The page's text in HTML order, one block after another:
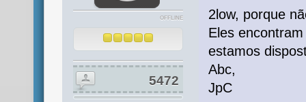
OFFLINE
5472
2low, porque
Eles
estamos
Abc,
JpC